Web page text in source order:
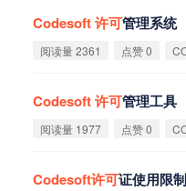
Codesoft许可管理系统
阅读量 2361 点赞 0
Codesoft许可管理工具
阅读量 1977 点赞 0
Codesoft许可证使用限